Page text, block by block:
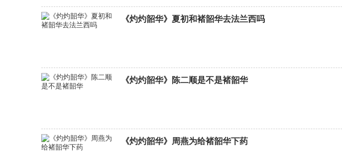
《灼灼韶华》夏初和褚韶华去法兰西吗
《灼灼韶华》陈二顺是不是褚韶华
《灼灼韶华》周燕为给褚韶华下药